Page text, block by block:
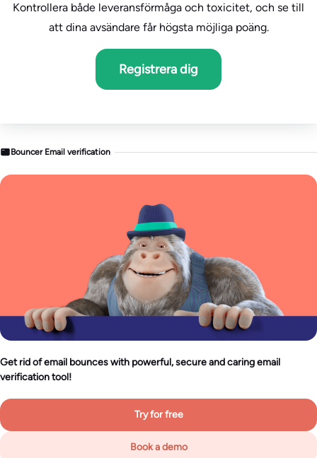
Kontrollera både leveransförmåga och toxicitet, och se till
att dina avsändare får högsta möjliga poäng.
Registrera dig
Bouncer Email verification
Get rid of email bounces with powerful, secure and caring email
verification tool!
Try for free
Book a demo